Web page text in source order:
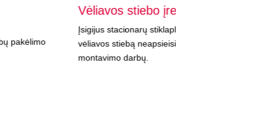
Vėliavos stiebo įrengimas
Įsigijus stacionarų stiklaplaščio
vėliavos stiebą neapsieisite ir be jo
montavimo darbų.